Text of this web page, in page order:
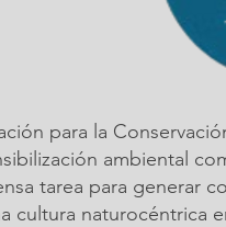
para la
ambiental
tarea para generar
cultura naturocéntrica